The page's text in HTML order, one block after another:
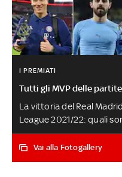
I PREMIATI
Tutti gli MVP delle
La vittoria del Real
League 2021/22: quali
ogni partita? E chi ha
assoluto davanti a big
Vai alla Fotogallery